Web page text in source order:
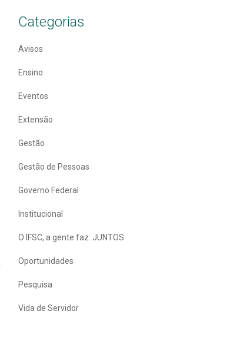
Categorias
Avisos
Ensino
Eventos
Extensão
Gestão
Gestão de Pessoas
Governo Federal
Institucional
O IFSC, a gente faz: JUNTOS
Oportunidades
Pesquisa
Vida de Servidor